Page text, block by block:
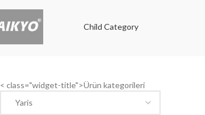
Child Category
< class="widget-title">Ürün kategorileri